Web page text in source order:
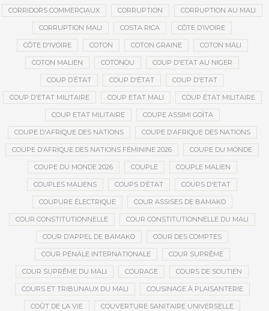
CORRIDORS COMMERCIAUX CORRUPTION CORRUPTION AU MALI
CORRUPTION MALI COSTA RICA CÔTE D’IVOIRE
CÔTE D'IVOIRE COTON COTON GRAINE COTON MALI
COTON MALIEN COTONOU COUP D'ETAT AU NIGER
COUP D’ÉTAT COUP D'ÉTAT COUP D'ETAT
COUP D'ETAT MILITAIRE COUP ETAT MALI COUP ÉTAT MILITAIRE
COUP ETAT MILITAIRE COUPE ASSIMI GOÏTA
COUPE D'AFRIQUE DES NATIONS COUPE D’AFRIQUE DES NATIONS
COUPE D’AFRIQUE DES NATIONS FÉMININE 2026 COUPE DU MONDE
COUPE DU MONDE 2026 COUPLE COUPLE MALIEN
COUPLES MALIENS COUPS D’ÉTAT COUPS D'ETAT
COUPURE ÉLECTRIQUE COUR ASSISES DE BAMAKO
COUR CONSTITUTIONNELLE COUR CONSTITUTIONNELLE DU MALI
COUR D’APPEL DE BAMAKO COUR DES COMPTES
COUR PÉNALE INTERNATIONALE COUR SUPRÊME
COUR SUPRÊME DU MALI COURAGE COURS DE SOUTIEN
COURS ET TRIBUNAUX DU MALI COUSINAGE À PLAISANTERIE
COÛT DE LA VIE COUVERTURE SANITAIRE UNIVERSELLE